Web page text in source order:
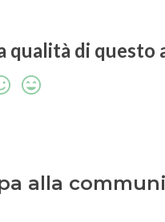
qualità di questo
alla